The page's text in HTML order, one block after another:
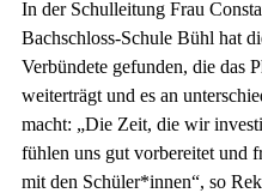
In der Schulleitung Frau
Bachschloss-Schule Bühl hat
Verbündete gefunden, die das
weiterträgt und es an
macht: „Die Zeit, die wir
fühlen uns gut vorbereitet und
mit den Schüler*innen“, so